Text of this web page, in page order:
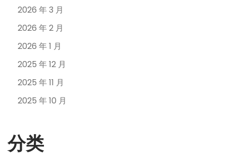
2026 年 3 月
2026 年 2 月
2026 年 1 月
2025 年 12 月
2025 年 11 月
2025 年 10 月
分类